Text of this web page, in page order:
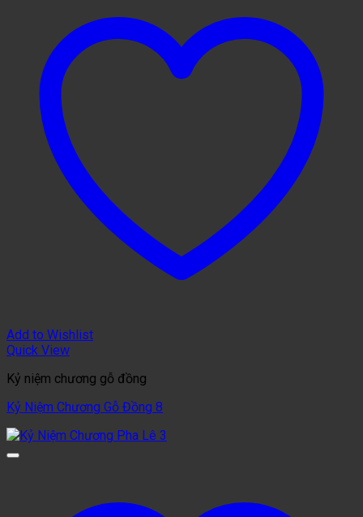
Add to Wishlist
Quick View
Kỷ niệm chương gỗ đồng
Kỷ Niệm Chương Gỗ Đồng 8